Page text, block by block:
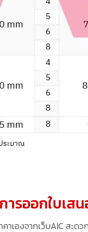
รออกใบเส
าเองจากเว็บAIC สะด